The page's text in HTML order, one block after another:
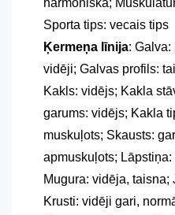
harmoniska;
Sporta tips: vecais tips
Ķermeņa līnija:
vidēji; Galvas profils:
Kakls: vidējs; Kakla
garums: vidējs; Kakla
muskuļots; Skausts:
apmuskuļots;
Mugura: vidēja, taisna;
Krusti: vidēji gari,